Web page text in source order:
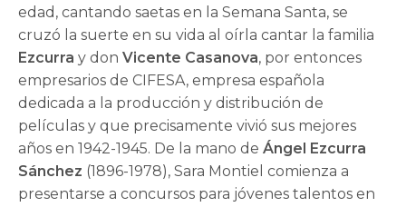
edad, cantando saetas en la Semana Santa, se
cruzó la suerte en su vida al oírla cantar la familia
Ezcurra y donVicente Casanova, por entonces
empresarios de CIFESA, empresa española
dedicada a la producción y distribución de
películas y que precisamente vivió sus mejores
años en 1942-1945. De la mano deÁngel Ezcurra
Sánchez (1896-1978), Sara Montiel comienza a
presentarse a concursos para jóvenes talentos en